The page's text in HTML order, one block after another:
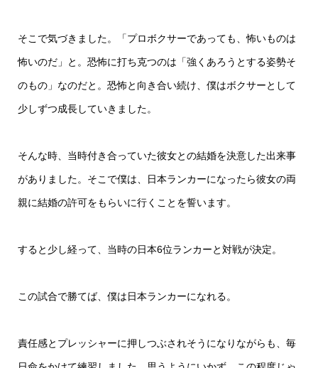
そこで気づきました。「プロボクサーであっても、怖いものは
怖いのだ」と。恐怖に打ち克つのは「強くあろうとする姿勢そ
のもの」なのだと。恐怖と向き合い続け、僕はボクサーとして
少しずつ成長していきました。
そんな時、当時付き合っていた彼女との結婚を決意した出来事
がありました。そこで僕は、日本ランカーになったら彼女の両
親に結婚の許可をもらいに行くことを誓います。
すると少し経って、当時の日本6位ランカーと対戦が決定。
この試合で勝てば、僕は日本ランカーになれる。
責任感とプレッシャーに押しつぶされそうになりながらも、毎